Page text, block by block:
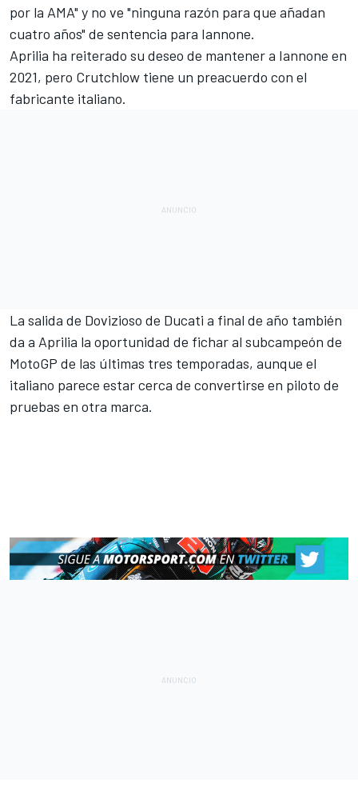
por la AMA" y no ve "ninguna razón para que añadan
cuatro años" de sentencia para Iannone.
Aprilia ha reiterado su deseo de mantener a Iannone en
2021, pero Crutchlow tiene un preacuerdo con el
fabricante italiano.
La salida de Dovizioso de Ducati a final de año también
da a Aprilia la oportunidad de fichar al subcampeón de
MotoGP de las últimas tres temporadas, aunque el
italiano parece estar cerca de convertirse en piloto de
pruebas en otra marca.